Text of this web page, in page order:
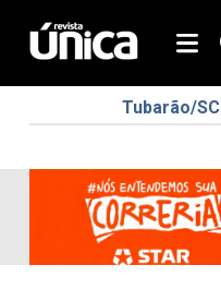
Tubarão/SC